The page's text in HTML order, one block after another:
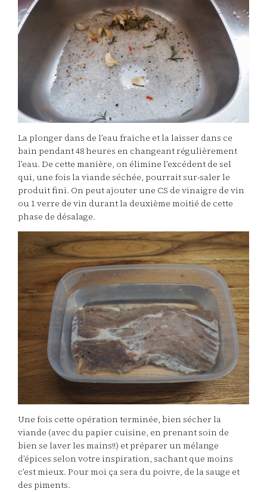
La plonger dans de l’eau fraiche et la laisser dans ce
bain pendant 48 heures en changeant régulièrement
l’eau. De cette manière, on élimine l’excédent de sel
qui, une fois la viande séchée, pourrait sur-saler le
produit fini. On peut ajouter une CS de vinaigre de vin
ou 1 verre de vin durant la deuxième moitié de cette
phase de désalage.
Une fois cette opération terminée, bien sécher la
viande (avec du papier cuisine, en prenant soin de
bien se laver les mains!!) et préparer un mélange
d’épices selon votre inspiration, sachant que moins
c’est mieux. Pour moi ça sera du poivre, de la sauge et
des piments.